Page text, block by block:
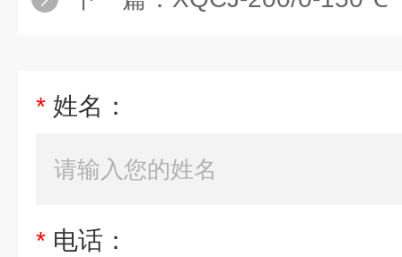
* 姓名：
* 电话：